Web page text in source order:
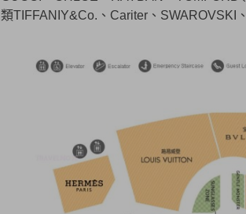
類TIFFANIY&Co.、Cariter、SWAROVSKI